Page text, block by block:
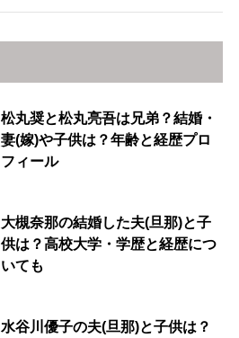
松丸奨と松丸亮吾は兄弟？結婚・
妻(嫁)や子供は？年齢と経歴プロ
フィール
大槻奈那の結婚した夫(旦那)と子
供は？高校大学・学歴と経歴につ
いても
水谷川優子の夫(旦那)と子供は？